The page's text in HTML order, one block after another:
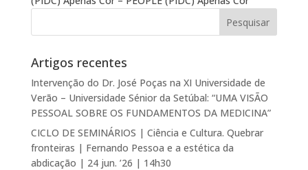
Artigos recentes
Intervenção do Dr. José Poças na XI Universidade de
Verão – Universidade Sénior da Setúbal: “UMA VISÃO
PESSOAL SOBRE OS FUNDAMENTOS DA MEDICINA”
CICLO DE SEMINÁRIOS | Ciência e Cultura. Quebrar
fronteiras | Fernando Pessoa e a estética da
abdicação | 24 jun. ’26 | 14h30